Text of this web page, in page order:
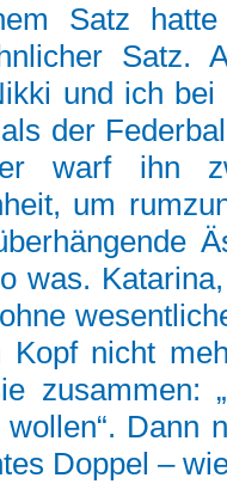
Satz
Satz.
und ich
der
warf ihn
um
was.
Kopf nicht
zusammen:
wollen“. Dann
Doppel –